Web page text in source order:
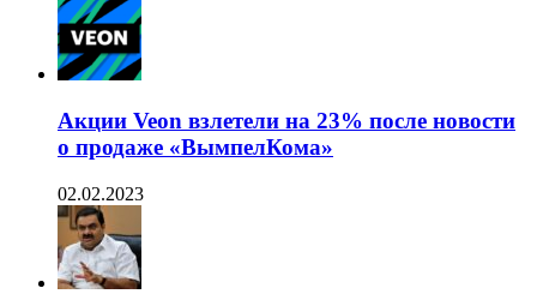
Акции Veon взлетели на 23% после новости
о продаже «ВымпелКома»
02.02.2023